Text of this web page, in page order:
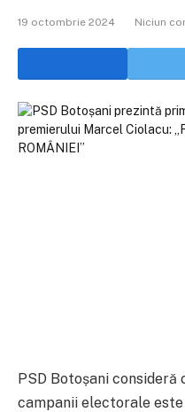
19 octombrie 2024 Niciun
PSD Botoșani
campanii electorale